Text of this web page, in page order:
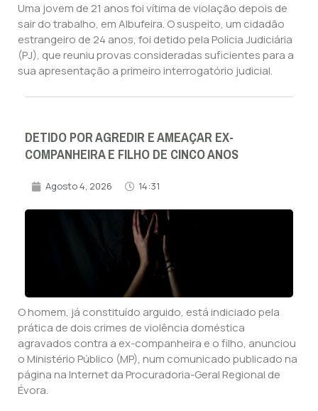
Uma jovem de 21 anos foi vítima de violação depois de
sair do trabalho, em Albufeira. O suspeito, um cidadão
estrangeiro de 24 anos, foi detido pela Polícia Judiciária
(PJ), que reuniu provas consideradas suficientes para a
sua apresentação a primeiro interrogatório judicial.
DETIDO POR AGREDIR E AMEAÇAR EX-
COMPANHEIRA E FILHO DE CINCO ANOS
Agosto 4, 2026 14:31
O homem, já constituído arguido, está indiciado pela
prática de dois crimes de violência doméstica
agravados contra a ex-companheira e o filho, anunciou
o Ministério Público (MP), num comunicado publicado na
página na Internet da Procuradoria-Geral Regional de
Évora.